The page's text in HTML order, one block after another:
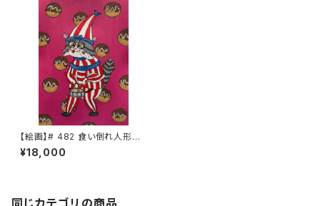
【絵画】# 482 食い倒れ人形さく
ら
¥18,000
同じカテゴリの商品